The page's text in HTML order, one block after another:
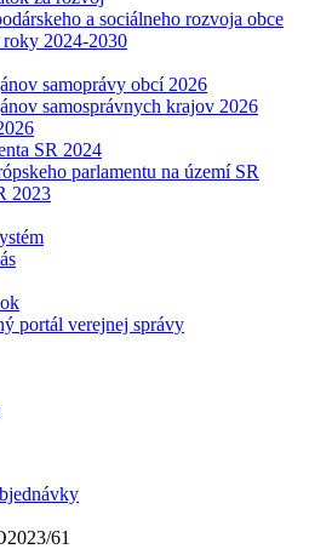
a sociálneho rozvoja obce
2024-2030
samoprávy obcí 2026
samosprávnych krajov 2026
SR 2024
parlamentu na území SR
2023
portál verejnej správy
61